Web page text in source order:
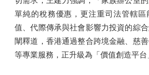
單純的稅務優惠，更注重司法管轄區
值、代際傳承與社會影響力投資的綜
闡釋道，香港通過整合跨境金融、慈
等專業服務，正升級為「價值創造平台